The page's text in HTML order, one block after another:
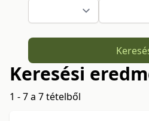
Keresési
1 - 7 a 7 tételből